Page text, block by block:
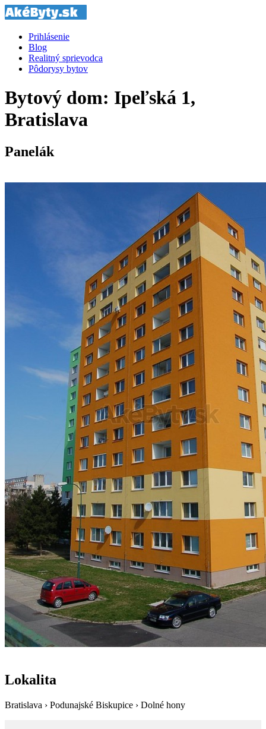
Prihlásenie
Blog
Realitný sprievodca
Pôdorysy bytov
Bytový dom: Ipeľská 1,
Bratislava
Panelák
Lokalita
Bratislava › Podunajské Biskupice › Dolné hony